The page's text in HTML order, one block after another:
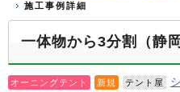
施工事例詳細
一体物から3分割（静岡
オーニングテント 新規 テント屋